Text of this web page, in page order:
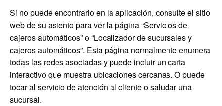
Si no puede encontrarlo en la aplicación, consulte el sitio
web de su asiento para ver la página “Servicios de
cajeros automáticos” o “Localizador de sucursales y
cajeros automáticos”. Esta página normalmente enumera
todas las redes asociadas y puede incluir un carta
interactivo que muestra ubicaciones cercanas. O puede
tocar al servicio de atención al cliente o saludar una
sucursal.